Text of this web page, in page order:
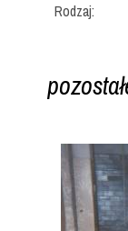
Rodzaj: